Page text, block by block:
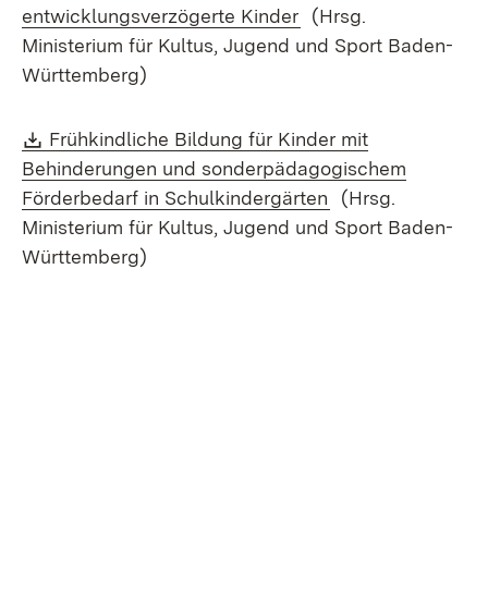
entwicklungsverzögerte Kinder (Öffnet in neuem
(Hrsg.
Ministerium für Kultus, Jugend und Sport Baden-
Württemberg)
Download:
Frühkindliche Bildung für Kinder mit
Behinderungen und sonderpädagogischem
Förderbedarf in Schulkindergärten (Öffnet in neuem
(Hrsg.
Ministerium für Kultus, Jugend und Sport Baden-
Württemberg)